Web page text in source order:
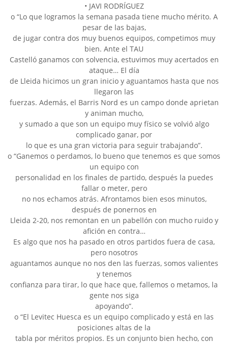
• JAVI RODRÍGUEZ
o “Lo que logramos la semana pasada tiene mucho mérito. A
pesar de las bajas,
de jugar contra dos muy buenos equipos, competimos muy
bien. Ante el TAU
Castelló ganamos con solvencia, estuvimos muy acertados en
ataque… El día
de Lleida hicimos un gran inicio y aguantamos hasta que nos
llegaron las
fuerzas. Además, el Barris Nord es un campo donde aprietan
y animan mucho,
y sumado a que son un equipo muy físico se volvió algo
complicado ganar, por
lo que es una gran victoria para seguir trabajando”.
o “Ganemos o perdamos, lo bueno que tenemos es que somos
un equipo con
personalidad en los finales de partido, después la puedes
fallar o meter, pero
no nos echamos atrás. Afrontamos bien esos minutos,
después de ponernos en
Lleida 2-20, nos remontan en un pabellón con mucho ruido y
afición en contra…
Es algo que nos ha pasado en otros partidos fuera de casa,
pero nosotros
aguantamos aunque no nos den las fuerzas, somos valientes
y tenemos
confianza para tirar, lo que hace que, fallemos o metamos, la
gente nos siga
apoyando”.
o “El Levitec Huesca es un equipo complicado y está en las
posiciones altas de la
tabla por méritos propios. Es un conjunto bien hecho, con